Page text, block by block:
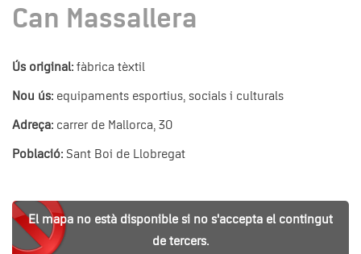
Can Massallera
Ús original: fàbrica tèxtil
Nou ús: equipaments esportius, socials i culturals
Adreça: carrer de Mallorca, 30
Població: Sant Boi de Llobregat
El mapa no està disponible si no s'accepta el contingut
de tercers.